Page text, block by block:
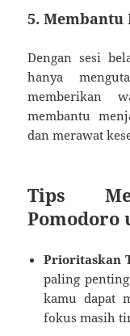
5. Membantu
Dengan sesi
hanya
memberikan
membantu
dan merawat
Tips
Pomodoro
Prioritaskan
paling
kamu dapat
fokus masih